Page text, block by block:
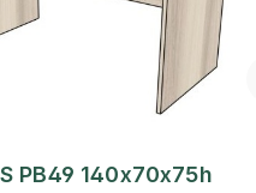
PB49 140x70x75h